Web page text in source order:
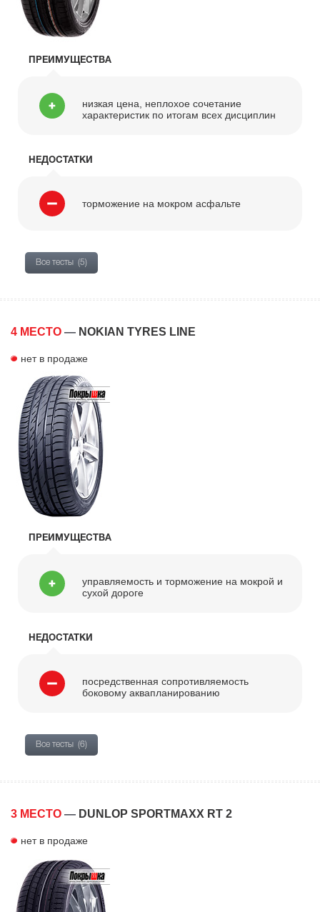
ПРЕИМУЩЕСТВА
низкая цена, неплохое сочетание
характеристик по итогам всех дисциплин
НЕДОСТАТКИ
торможение на мокром асфальте
Все тесты (5)
4 МЕСТО — NOKIAN TYRES LINE
нет в продаже
ПРЕИМУЩЕСТВА
управляемость и торможение на мокрой и
сухой дороге
НЕДОСТАТКИ
посредственная сопротивляемость
боковому аквапланированию
Все тесты (6)
3 МЕСТО — DUNLOP SPORTMAXX RT 2
нет в продаже